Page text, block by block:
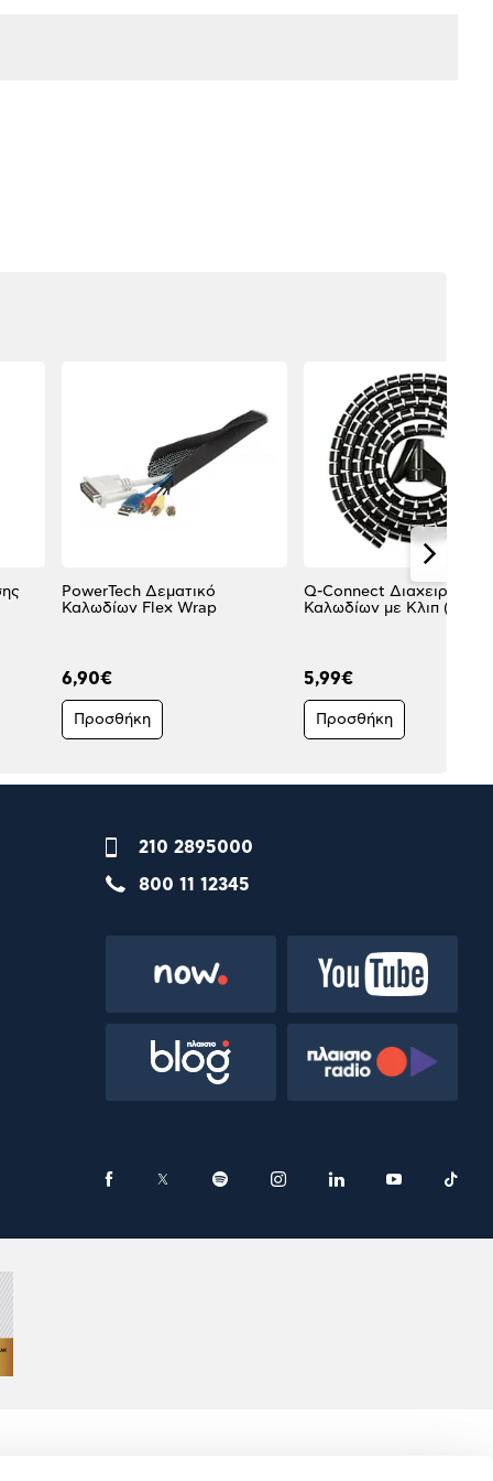
PowerTech Δεματικό
Καλωδίων Flex Wrap
6,90€
Προσθήκη
Q-Connect Διαχειριστής
Καλωδίων με Κλιπ (2.5m)
5,99€
Προσθήκη
210 2895000
800 11 12345